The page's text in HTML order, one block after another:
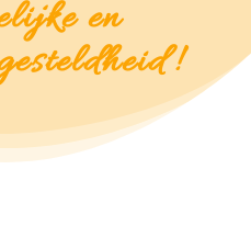
en